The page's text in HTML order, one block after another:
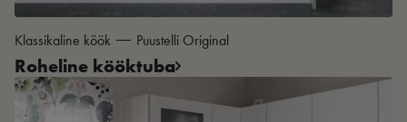
Klassikaline köök Puustelli Original
Roheline kööktuba